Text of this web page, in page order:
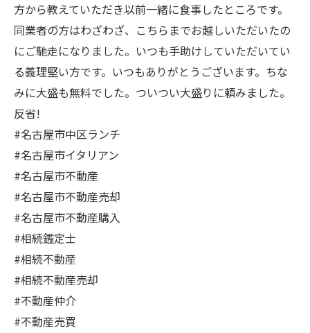
方から教えていただき以前一緒に食事したところです。
同業者の゙方はわざわざ、こちらまでお越しいただいたの
にご馳走になりました。いつも手助けしていただいてい
る義理堅い方です。いつもありがとうございます。ちな
みに大盛も無料でした。ついつい大盛りに頼みました。
反省!
#名古屋市中区ランチ
#名古屋市イタリアン
#名古屋市不動産
#名古屋市不動産売却
#名古屋市不動産購入
#相続鑑定士
#相続不動産
#相続不動産売却
#不動産仲介
#不動産売買